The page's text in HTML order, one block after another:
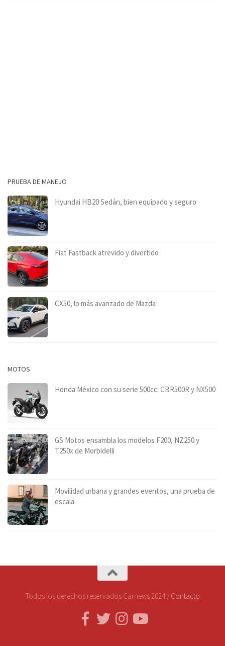
PRUEBA DE MANEJO
Hyundai HB20 Sedán, bien equipado y seguro
Fiat Fastback atrevido y divertido
CX50, lo más avanzado de Mazda
MOTOS
Honda México con su serie 500cc: CBR500R y NX500
GS Motos ensambla los modelos F200, NZ250 y
T250x de Morbidelli
Movilidad urbana y grandes eventos, una prueba de
escala
Todos los derechos reservados Carnews 2024 / Contacto